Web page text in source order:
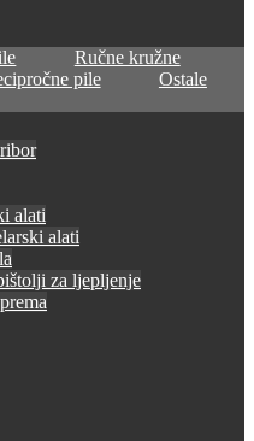
Ručne kružne
pile
Ostale
alati
alati
za ljepljenje